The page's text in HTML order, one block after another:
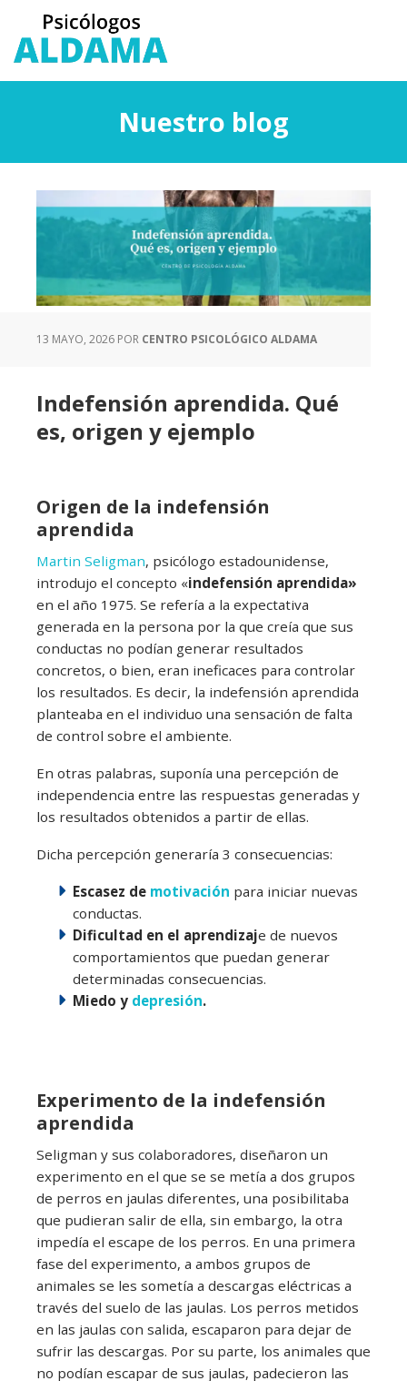
contenido
principal
barra
Nuestro blog
13 MAYO, 2026 POR CENTRO PSICOLÓGICO ALDAMA
Indefensión aprendida. Qué
es, origen y ejemplo
Origen de la indefensión
aprendida
Martin Seligman, psicólogo estadounidense,
introdujo el concepto «indefensión aprendida»
en el año 1975. Se refería a la expectativa
generada en la persona por la que creía que sus
conductas no podían generar resultados
concretos, o bien, eran ineficaces para controlar
los resultados. Es decir, la indefensión aprendida
planteaba en el individuo una sensación de falta
de control sobre el ambiente.
En otras palabras, suponía una percepción de
independencia entre las respuestas generadas y
los resultados obtenidos a partir de ellas.
Dicha percepción generaría 3 consecuencias:
Escasez de motivación para iniciar nuevas
conductas.
Dificultad en el aprendizaje de nuevos
comportamientos que puedan generar
determinadas consecuencias.
Miedo y depresión.
Experimento de la indefensión
aprendida
Seligman y sus colaboradores, diseñaron un
experimento en el que se se metía a dos grupos
de perros en jaulas diferentes, una posibilitaba
que pudieran salir de ella, sin embargo, la otra
impedía el escape de los perros. En una primera
fase del experimento, a ambos grupos de
animales se les sometía a descargas eléctricas a
través del suelo de las jaulas. Los perros metidos
en las jaulas con salida, escaparon para dejar de
sufrir las descargas. Por su parte, los animales que
no podían escapar de sus jaulas, padecieron las